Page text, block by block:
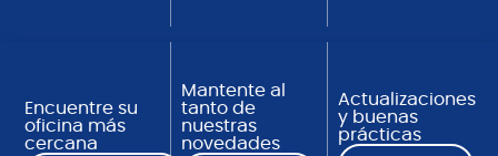
Encuentre su
oficina más
cercana
Mantente al
tanto de
nuestras
novedades
Actualizaciones
y buenas
prácticas